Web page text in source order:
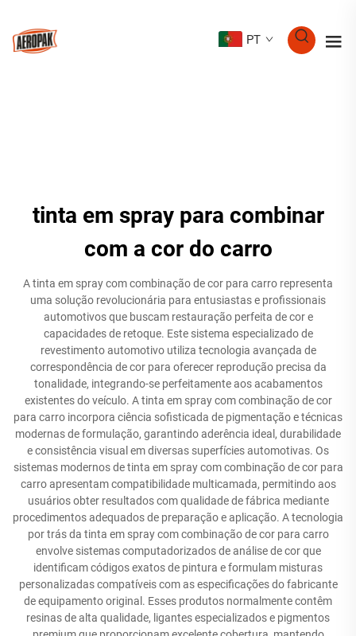
PT
tinta em spray para combinar
com a cor do carro
A tinta em spray com combinação de cor para carro representa
uma solução revolucionária para entusiastas e profissionais
automotivos que buscam restauração perfeita de cor e
capacidades de retoque. Este sistema especializado de
revestimento automotivo utiliza tecnologia avançada de
correspondência de cor para oferecer reprodução precisa da
tonalidade, integrando-se perfeitamente aos acabamentos
existentes do veículo. A tinta em spray com combinação de cor
para carro incorpora ciência sofisticada de pigmentação e técnicas
modernas de formulação, garantindo aderência ideal, durabilidade
e consistência visual em diversas superfícies automotivas. Os
sistemas modernos de tinta em spray com combinação de cor para
carro apresentam compatibilidade multicamada, permitindo aos
usuários obter resultados com qualidade de fábrica mediante
procedimentos adequados de preparação e aplicação. A tecnologia
por trás da tinta em spray com combinação de cor para carro
envolve sistemas computadorizados de análise de cor que
identificam códigos exatos de pintura e formulam misturas
personalizadas compatíveis com as especificações do fabricante
de equipamento original. Esses produtos normalmente contêm
resinas de alta qualidade, ligantes especializados e pigmentos